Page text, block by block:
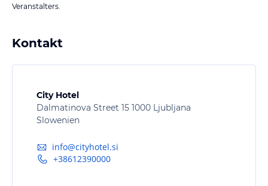
Veranstalters.
Kontakt
City Hotel
Dalmatinova Street 15 1000 Ljubljana
Slowenien
info@cityhotel.si
+38612390000